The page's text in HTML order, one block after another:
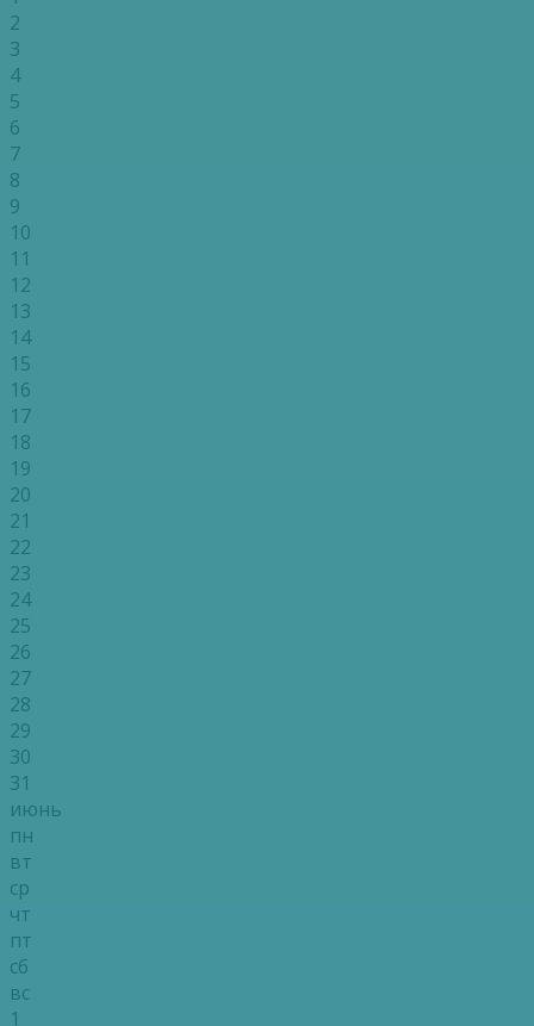
2
3
4
5
6
7
8
9
10
11
12
13
14
15
16
17
18
19
20
21
22
23
24
25
26
27
28
29
30
31
июнь
пн
вт
ср
чт
пт
сб
вс
1